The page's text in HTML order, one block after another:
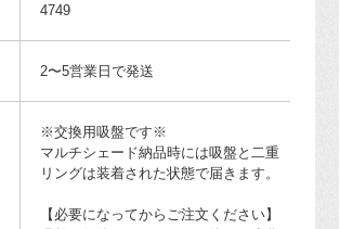
4749
2〜5営業日で発送
※交換用吸盤です※
マルチシェード納品時には吸盤と二重
リングは装着された状態で届きます。
【必要になってからご注文ください】